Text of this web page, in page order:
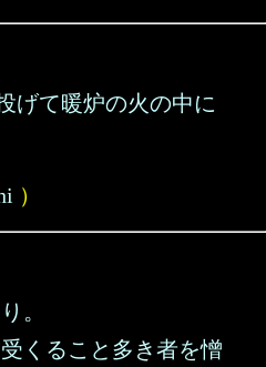
げて暖炉の火の中に
）
。
くること多き者を憎